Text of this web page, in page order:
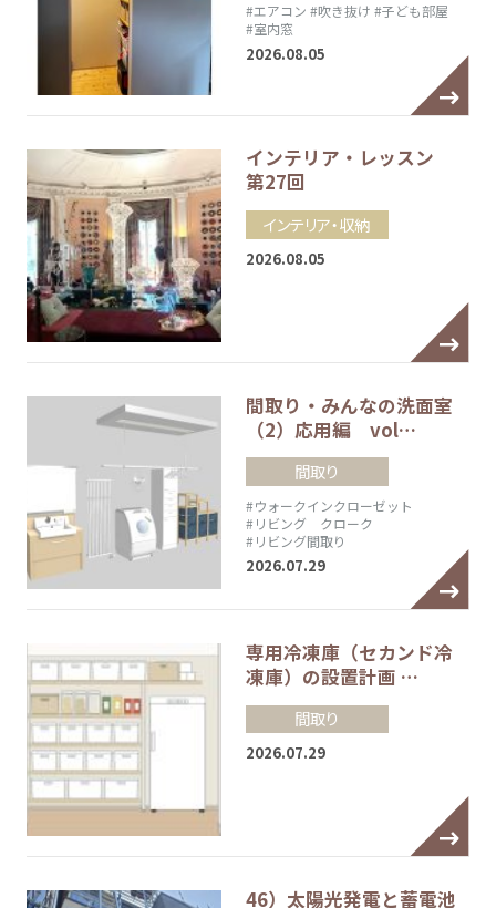
#エアコン #吹き抜け #子ども部屋
#室内窓
2026.08.05
インテリア・レッスン
第27回
インテリア・収納
2026.08.05
間取り・みんなの洗面室
（2）応用編 vol…
間取り
#ウォークインクローゼット
#リビング クローク
#リビング間取り
2026.07.29
専用冷凍庫（セカンド冷
凍庫）の設置計画 …
間取り
2026.07.29
46）太陽光発電と蓄電池